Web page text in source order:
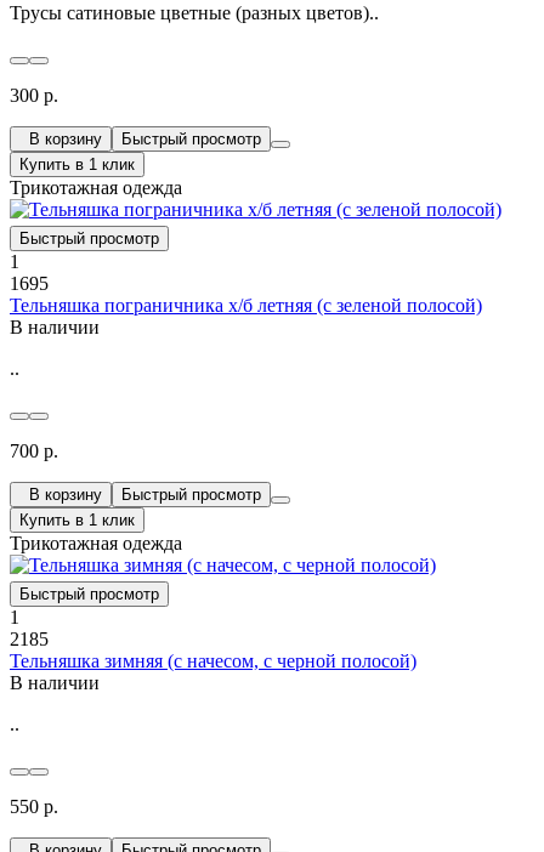
Трусы сатиновые цветные (разных цветов)..
300 р.
В корзину
Быстрый просмотр
Купить в 1 клик
Трикотажная одежда
Быстрый просмотр
1
1695
Тельняшка пограничника х/б летняя (с зеленой полосой)
В наличии
..
700 р.
В корзину
Быстрый просмотр
Купить в 1 клик
Трикотажная одежда
Быстрый просмотр
1
2185
Тельняшка зимняя (с начесом, с черной полосой)
В наличии
..
550 р.